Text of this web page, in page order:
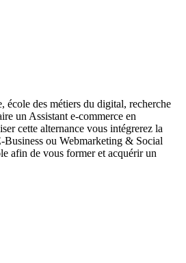
des métiers du digital, recherche
un Assistant e-commerce en
cette alternance vous intégrerez la
Business ou Webmarketing & Social
afin de vous former et acquérir un